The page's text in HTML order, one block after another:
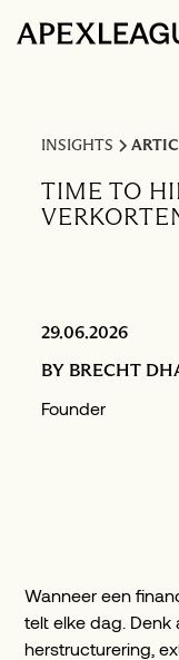
INSIGHTS
TIME TO
29.06.2026
BY BRECHT
Founder
Wanneer een
telt elke dag. Denk
herstructurering,